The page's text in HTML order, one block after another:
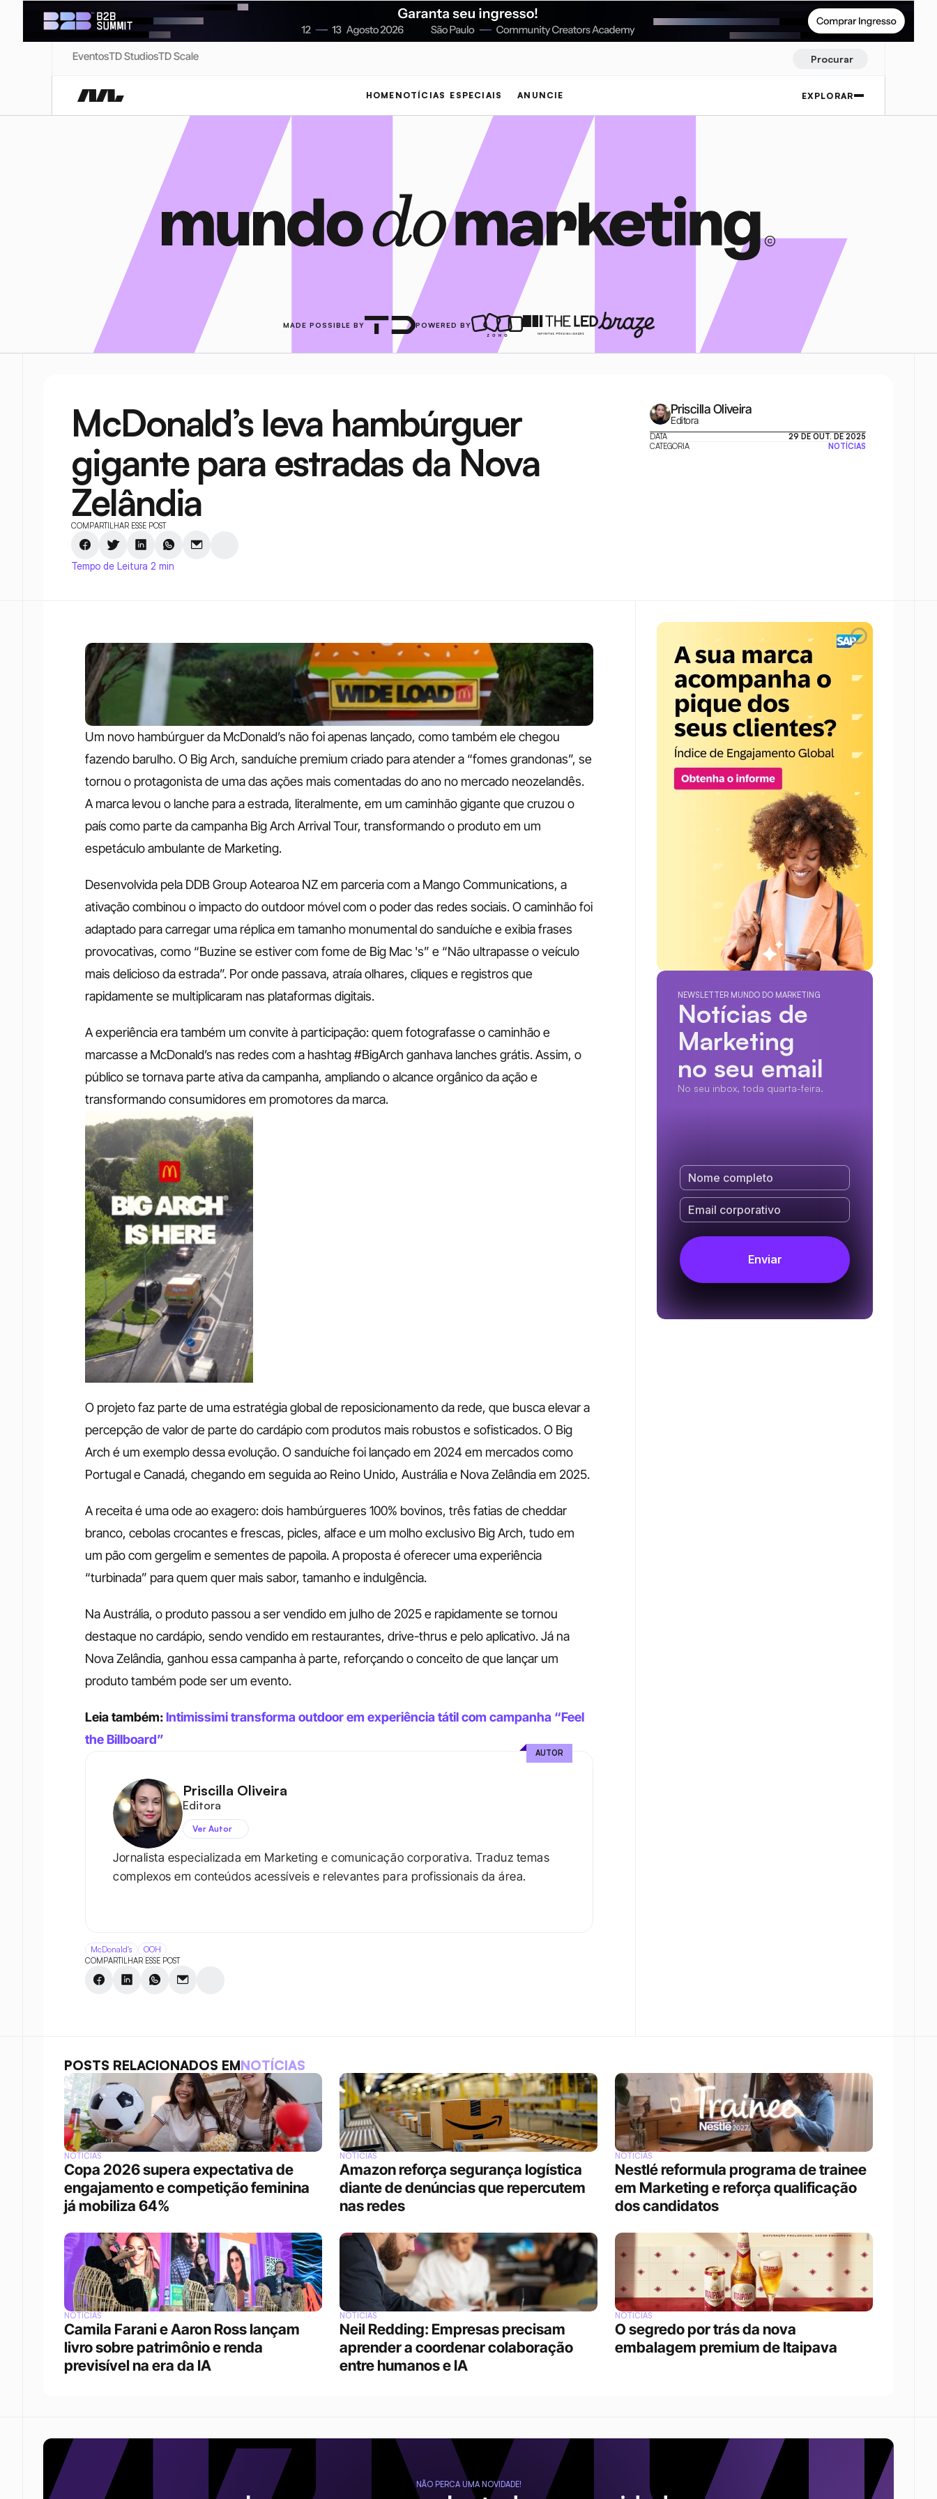
EventosTD StudiosTD Scale Procurar
HOME NOTÍCIAS ESPECIAIS ANUNCIE EXPLORAR
MADE POSSIBLE BY POWERED BY
McDonald’s leva hambúrguer
gigante para estradas da Nova
Zelândia
COMPARTILHAR ESSE POST
Tempo de Leitura 2 min
Priscilla Oliveira
Editora
DATA
29 DE OUT. DE 2025
CATEGORIA
NOTÍCIAS
Um novo hambúrguer da McDonald’s não foi apenas lançado, como também ele chegou
fazendo barulho. O Big Arch, sanduíche premium criado para atender a “fomes grandonas”, se
tornou o protagonista de uma das ações mais comentadas do ano no mercado neozelandês.
A marca levou o lanche para a estrada, literalmente, em um caminhão gigante que cruzou o
país como parte da campanha Big Arch Arrival Tour, transformando o produto em um
espetáculo ambulante de Marketing.
Desenvolvida pela DDB Group Aotearoa NZ em parceria com a Mango Communications, a
ativação combinou o impacto do outdoor móvel com o poder das redes sociais. O caminhão foi
adaptado para carregar uma réplica em tamanho monumental do sanduíche e exibia frases
provocativas, como “Buzine se estiver com fome de Big Mac 's” e “Não ultrapasse o veículo
mais delicioso da estrada”. Por onde passava, atraía olhares, cliques e registros que
rapidamente se multiplicaram nas plataformas digitais.
A experiência era também um convite à participação: quem fotografasse o caminhão e
marcasse a McDonald’s nas redes com a hashtag #BigArch ganhava lanches grátis. Assim, o
público se tornava parte ativa da campanha, ampliando o alcance orgânico da ação e
transformando consumidores em promotores da marca.
O projeto faz parte de uma estratégia global de reposicionamento da rede, que busca elevar a
percepção de valor de parte do cardápio com produtos mais robustos e sofisticados. O Big
Arch é um exemplo dessa evolução. O sanduíche foi lançado em 2024 em mercados como
Portugal e Canadá, chegando em seguida ao Reino Unido, Austrália e Nova Zelândia em 2025.
A receita é uma ode ao exagero: dois hambúrgueres 100% bovinos, três fatias de cheddar
branco, cebolas crocantes e frescas, picles, alface e um molho exclusivo Big Arch, tudo em
um pão com gergelim e sementes de papoila. A proposta é oferecer uma experiência
“turbinada” para quem quer mais sabor, tamanho e indulgência.
Na Austrália, o produto passou a ser vendido em julho de 2025 e rapidamente se tornou
destaque no cardápio, sendo vendido em restaurantes, drive-thrus e pelo aplicativo. Já na
Nova Zelândia, ganhou essa campanha à parte, reforçando o conceito de que lançar um
produto também pode ser um evento.
Leia também: Intimissimi transforma outdoor em experiência tátil com campanha “Feel
the Billboard”
McDonald's OOH
COMPARTILHAR ESSE POST
Priscilla Oliveira
Editora
Ver Autor
Jornalista especializada em Marketing e comunicação corporativa. Traduz temas
complexos em conteúdos acessíveis e relevantes para profissionais da área.​
AUTOR
NEWSLETTER MUNDO DO MARKETING
Notícias de
Marketing
no seu email
No seu inbox, toda quarta-feira.
POSTS RELACIONADOS EMNOTÍCIAS
NOTÍCIAS
Copa 2026 supera expectativa de
engajamento e competição feminina
já mobiliza 64%
NOTÍCIAS
Amazon reforça segurança logística
diante de denúncias que repercutem
nas redes
NOTÍCIAS
Nestlé reformula programa de trainee
em Marketing e reforça qualificação
dos candidatos
NOTÍCIAS
Camila Farani e Aaron Ross lançam
livro sobre patrimônio e renda
previsível na era da IA
NOTÍCIAS
Neil Redding: Empresas precisam
aprender a coordenar colaboração
entre humanos e IA
NOTÍCIAS
O segredo por trás da nova
embalagem premium de Itaipava
NÃO PERCA UMA NOVIDADE!